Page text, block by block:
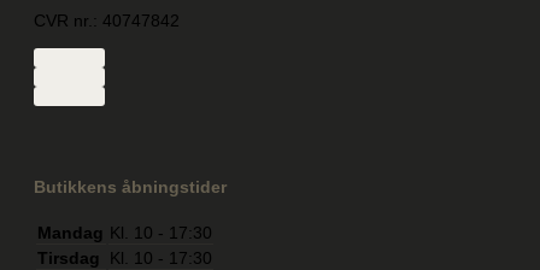
CVR nr.: 40747842
Butikkens åbningstider
Mandag Kl. 10 - 17:30
Tirsdag
Kl. 10 - 17:30